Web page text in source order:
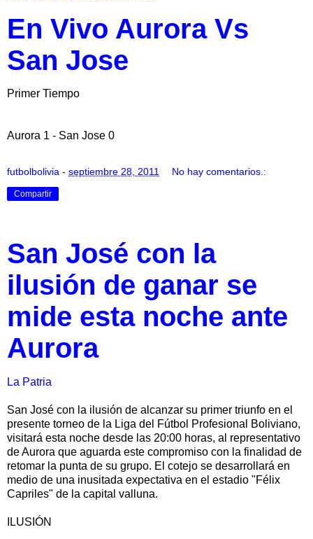
En Vivo Aurora Vs
San Jose
Primer Tiempo
Aurora 1 - San Jose 0
futbolbolivia - septiembre 28, 2011 No hay comentarios.:
Compartir
San José con la
ilusión de ganar se
mide esta noche ante
Aurora
La Patria
San José con la ilusión de alcanzar su primer triunfo en el
presente torneo de la Liga del Fútbol Profesional Boliviano,
visitará esta noche desde las 20:00 horas, al representativo
de Aurora que aguarda este compromiso con la finalidad de
retomar la punta de su grupo. El cotejo se desarrollará en
medio de una inusitada expectativa en el estadio "Félix
Capriles" de la capital valluna.
ILUSIÓN